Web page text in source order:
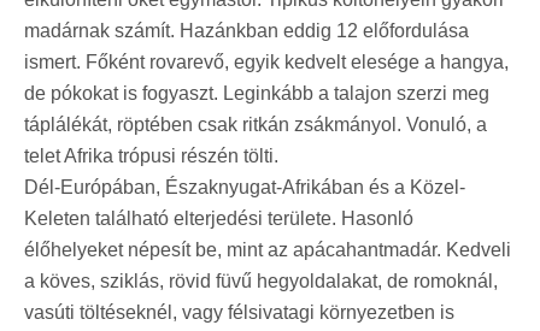
madárnak számít. Hazánkban eddig 12 előfordulása
ismert. Főként rovarevő, egyik kedvelt elesége a hangya,
de pókokat is fogyaszt. Leginkább a talajon szerzi meg
táplálékát, röptében csak ritkán zsákmányol. Vonuló, a
telet Afrika trópusi részén tölti.
Dél-Európában, Északnyugat-Afrikában és a Közel-
Keleten található elterjedési területe. Hasonló
élőhelyeket népesít be, mint az apácahantmadár. Kedveli
a köves, sziklás, rövid füvű hegyoldalakat, de romoknál,
vasúti töltéseknél, vagy félsivatagi környezetben is